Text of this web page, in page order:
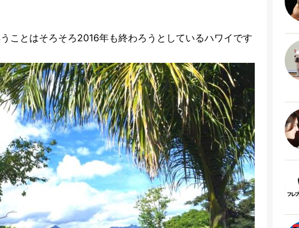
ことはそろそろ2016年も終わろうとしているハワイです